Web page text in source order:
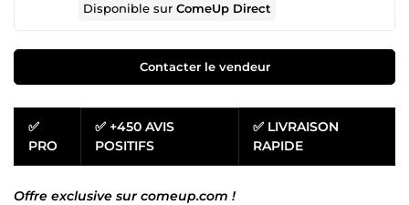
Disponible surComeUp Direct
Contacter le vendeur
✅
PRO
✅ +450 AVIS
POSITIFS
✅ LIVRAISON
RAPIDE
Offre exclusive sur comeup.com !